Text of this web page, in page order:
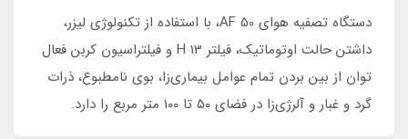
دستگاه تصفیه هوای AF 50، با استفاده از تکنولوژی لیزر،
داشتن حالت اوتوماتیک، فیلتر H 13 و فیلتراسیون کربن فعال
توان از بین بردن تمام عوامل بیماری‌زا، بوی نامطبوع، ذرات
گرد و غبار و آلرژی‌زا در فضای ۵۰ تا ۱۰۰ متر مربع را دارد.